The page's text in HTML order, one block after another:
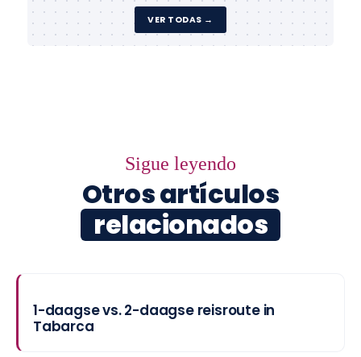
VER TODAS →
Sigue leyendo
Otros artículos
relacionados
1-daagse vs. 2-daagse reisroute in
Tabarca